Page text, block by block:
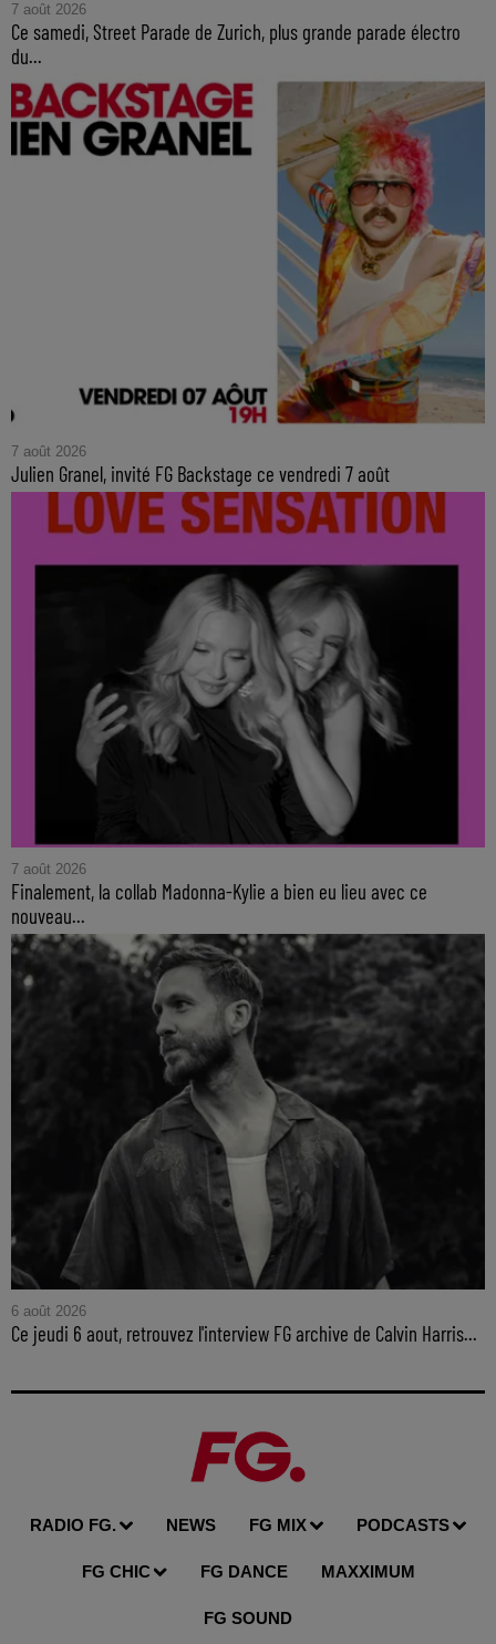
7 août 2026
Ce samedi, Street Parade de Zurich, plus grande parade électro
du...
7 août 2026
Julien Granel, invité FG Backstage ce vendredi 7 août
7 août 2026
Finalement, la collab Madonna-Kylie a bien eu lieu avec ce
nouveau...
6 août 2026
Ce jeudi 6 aout, retrouvez l'interview FG archive de Calvin Harris...
RADIO FG. NEWS FG MIX PODCASTS
FG CHIC FG DANCE MAXXIMUM
FG SOUND